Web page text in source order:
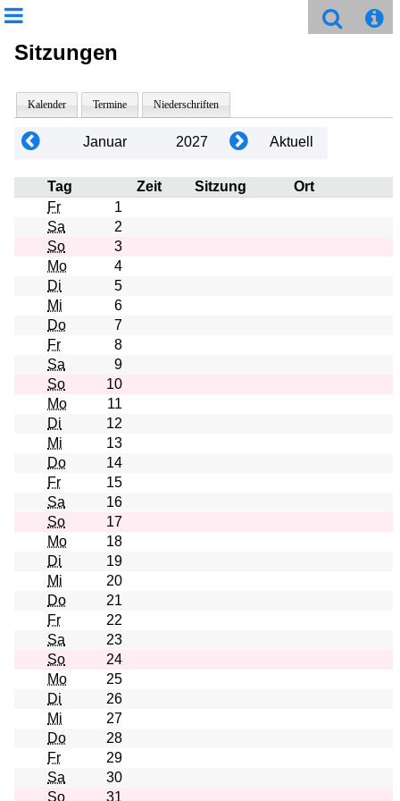
Sitzungen
Kalender Termine Niederschriften
Januar 2027 Aktuell
Tag Zeit Sitzung
Ort
Fr
1
Sa
2
So
3
Mo
4
Di
5
Mi
6
Do
7
Fr
8
Sa
9
So
10
Mo
11
Di
12
Mi
13
Do
14
Fr
15
Sa
16
So
17
Mo
18
Di
19
Mi
20
Do
21
Fr
22
Sa
23
So
24
Mo
25
Di
26
Mi
27
Do
28
Fr
29
Sa
30
So
31